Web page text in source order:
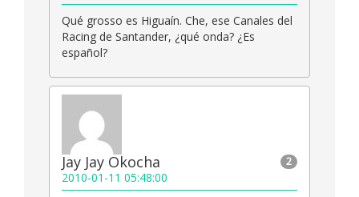
Qué grosso es Higuaín. Che, ese Canales del
Racing de Santander, ¿qué onda? ¿Es
español?
2
Jay Jay Okocha
2010-01-11 05:48:00